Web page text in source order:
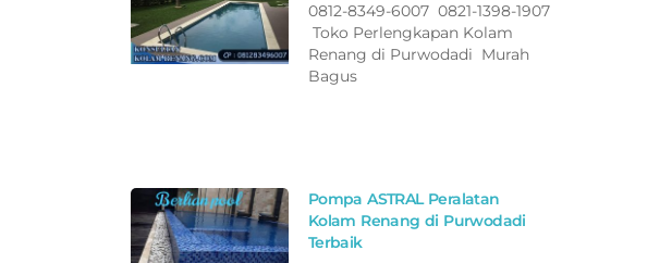
0812-8349-6007 0821-1398-1907
Toko Perlengkapan Kolam
Renang di Purwodadi Murah
Bagus
Pompa ASTRAL Peralatan
Kolam Renang di Purwodadi
Terbaik